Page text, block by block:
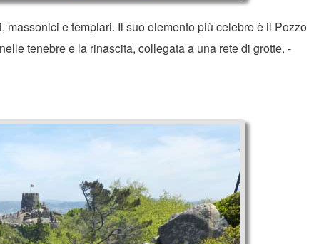
e templari. Il suo elemento più celebre è il Pozzo
tenebre e la rinascita, collegata a una rete di grotte. -